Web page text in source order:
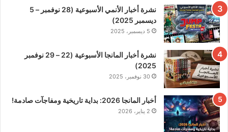
نشرة أخبار الأنمي الأسبوعية (28 نوفمبر – 5
ديسمبر 2025)
5 ديسمبر، 2025
نشرة أخبار المانجا الأسبوعية (22 – 29 نوفمبر
2025)
30 نوفمبر، 2025
أخبار المانجا 2026: بداية تاريخية ومفاجآت صادمة!
2 يناير، 2026